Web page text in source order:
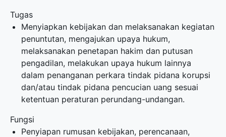
Tugas
Menyiapkan kebijakan dan melaksanakan kegiatan
penuntutan, mengajukan upaya hukum,
melaksanakan penetapan hakim dan putusan
pengadilan, melakukan upaya hukum lainnya
dalam penanganan perkara tindak pidana korupsi
dan/atau tindak pidana pencucian uang sesuai
ketentuan peraturan perundang-undangan.
Fungsi
Penyiapan rumusan kebijakan, perencanaan,